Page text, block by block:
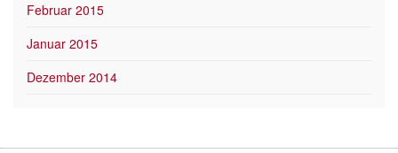
Februar 2015
Januar 2015
Dezember 2014